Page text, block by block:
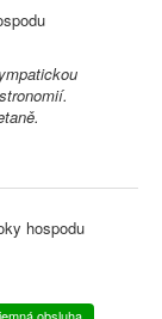
hospodu